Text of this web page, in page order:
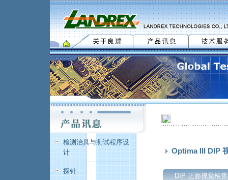
检测治具与测试程序设
计
探针
Optima III DIP
DIP 正面视觉检